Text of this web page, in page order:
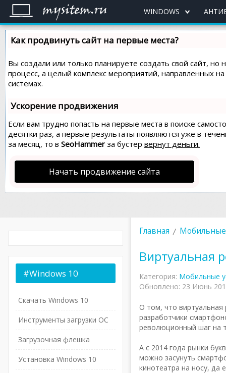
WINDOWS
Как продвинуть сайт на первые места?
Вы создали или только планируете создать свой сайт,
процесс, а целый комплекс мероприятий, направленных
системах.
Ускорение продвижения
Если вам трудно попасть на первые места в поиске
десятки раз, а первые результаты появляются уже в
за месяц, то в SeoHammer за бустер вернут деньги.
Начать продвижение сайта
Главная Мобильные
Виртуальная
Категория: Мобильные
Обновлено: 23 Июнь
О том, что
разработчики
революционный шаг на
А с 2014 года рынки
можно засунуть
кинотеатра на носу,
#Windows 10
Скачать Windows 10
Инструменты загрузки ОС
Загрузочная флешка
Установка Windows 10